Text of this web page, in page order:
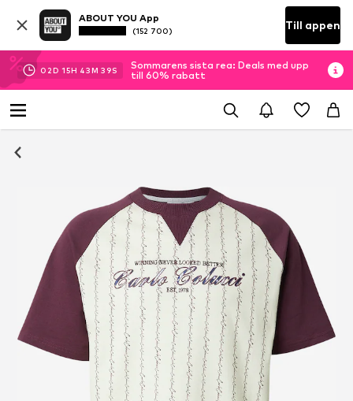
ABOUT YOU App
(152 700) Till appen
02D 15H 43M 38S
Sommarens sista rea: Deals med upp
till 60% rabatt